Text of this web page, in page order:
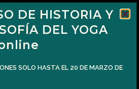
DE HISTORIA Y
DEL YOGA
SOLO HASTA EL 20 DE MARZO DE